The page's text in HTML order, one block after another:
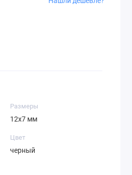
Размеры
12х7 мм
Цвет
черный